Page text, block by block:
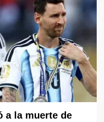
a la muerte de